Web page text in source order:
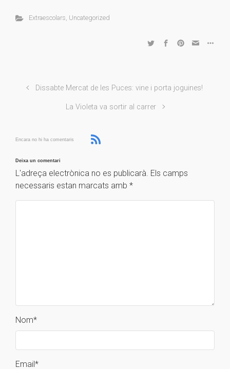
Extraescolars, Uncategorized
Dissabte Mercat de les Puces: vine i porta joguines!
La Violeta va sortir al carrer
Encara no hi ha comentaris
Deixa un comentari
L'adreça electrònica no es publicarà. Els camps
necessaris estan marcats amb *
Nom*
Email*